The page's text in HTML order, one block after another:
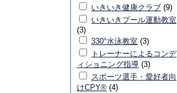
いきいき健康クラブ (9)
いきいきプール運動教室
(3)
330°水泳教室 (3)
トレーナーによるコンデ
ィショニング指導 (3)
スポーツ選手・愛好者向
けCPY® (4)